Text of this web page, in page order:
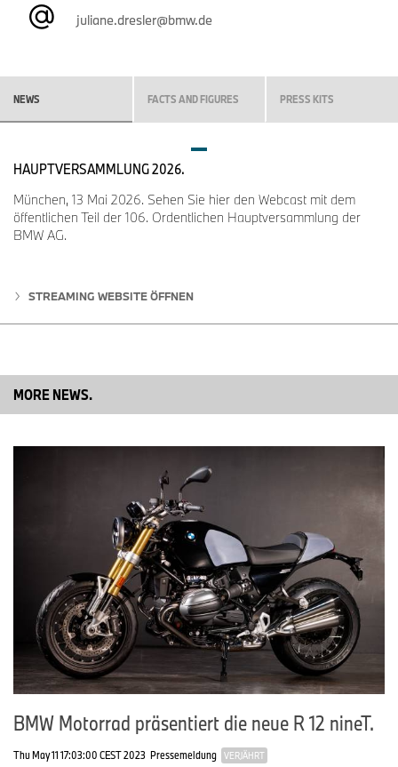
juliane.dresler@bmw.de
NEWS FACTS AND FIGURES PRESS KITS
HAUPTVERSAMMLUNG 2026.
München, 13 Mai 2026. Sehen Sie hier den Webcast mit dem
öffentlichen Teil der 106. Ordentlichen Hauptversammlung der
BMW AG.
STREAMING WEBSITE ÖFFNEN
MORE NEWS.
BMW Motorrad präsentiert die neue R 12 nineT.
Thu May 11 17:03:00 CEST 2023 Pressemeldung VERJÄHRT